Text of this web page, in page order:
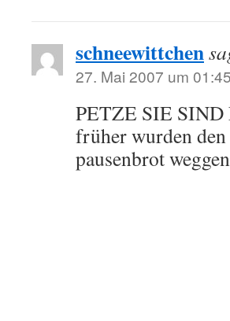
schneewittchen
27. Mai 2007 um 01:45
PETZE SIE
früher wurden den
pausenbrot